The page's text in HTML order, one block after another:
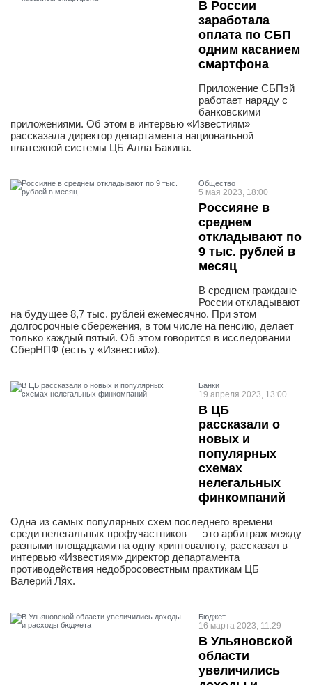
В России
заработала
оплата по СБП
одним касанием
смартфона
Приложение СБПэй
работает наряду с
банковскими
приложениями. Об этом в интервью «Известиям»
рассказала директор департамента национальной
платежной системы ЦБ Алла Бакина.
Общество
5 мая 2023, 18:00
Россияне в
среднем
откладывают по
9 тыс. рублей в
месяц
В среднем граждане
России откладывают
на будущее 8,7 тыс. рублей ежемесячно. При этом
долгосрочные сбережения, в том числе на пенсию, делает
только каждый пятый. Об этом говорится в исследовании
СберНПФ (есть у «Известий»).
Банки
19 апреля 2023, 13:00
В ЦБ
рассказали о
новых и
популярных
схемах
нелегальных
финкомпаний
Одна из самых популярных схем последнего времени
среди нелегальных профучастников — это арбитраж между
разными площадками на одну криптовалюту, рассказал в
интервью «Известиям» директор департамента
противодействия недобросовестным практикам ЦБ
Валерий Лях.
Бюджет
16 марта 2023, 11:29
В Ульяновской
области
увеличились